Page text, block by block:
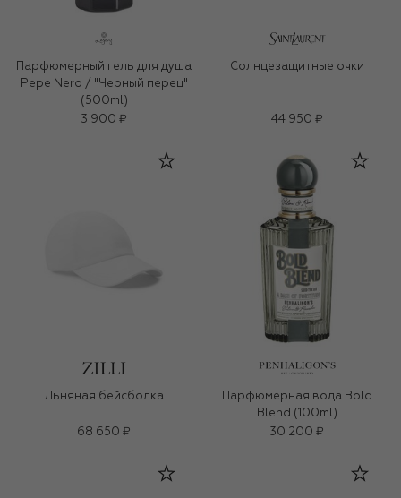
Парфюмерный гель для душа
Pepe Nero / "Черный перец"
(500ml)
3 900 ₽
Солнцезащитные очки
44 950 ₽
Льняная бейсболка
68 650 ₽
Парфюмерная вода Bold
Blend (100ml)
30 200 ₽